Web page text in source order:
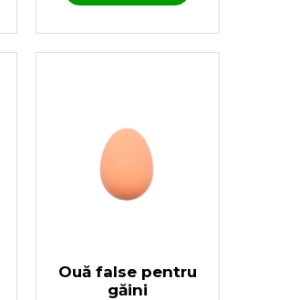
Ouă false pentru
găini